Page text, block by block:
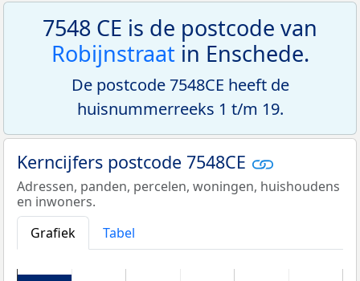
7548 CE is de postcode van
Robijnstraatin Enschede.
De postcode 7548CE heeft de
huisnummerreeks 1 t/m 19.
Kerncijfers postcode 7548CE
Adressen, panden, percelen, woningen, huishoudens
en inwoners.
Grafiek
Tabel